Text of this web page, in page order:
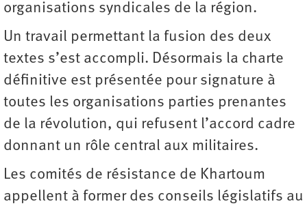
organisations syndicales de la région.
Un travail permettant la fusion des deux
textes s’est accompli. Désormais la charte
définitive est présentée pour signature à
toutes les organisations parties prenantes
de la révolution, qui refusent l’accord cadre
donnant un rôle central aux militaires.
Les comités de résistance de Khartoum
appellent à former des conseils législatifs au